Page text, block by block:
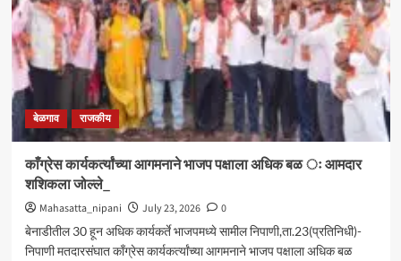
बेळगाव राजकीय
काँग्रेस कार्यकर्त्यांच्या आगमनाने भाजप पक्षाला अधिक बळ ः आमदार
शशिकला जोल्ले_
Mahasatta_nipani July 23, 2026
0
बेनाडीतील 30 हून अधिक कार्यकर्ते भाजपमध्ये सामील निपाणी,ता.23(प्रतिनिधी)-
निपाणी मतदारसंघात काँग्रेस कार्यकर्त्यांच्या आगमनाने भाजप पक्षाला अधिक बळ